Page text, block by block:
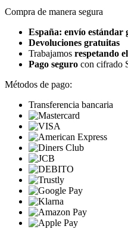
Compra de manera segura
España: envío estándar
Devoluciones gratuitas
Trabajamos respetando
Pago seguro con cifrado
Métodos de pago:
Transferencia bancaria